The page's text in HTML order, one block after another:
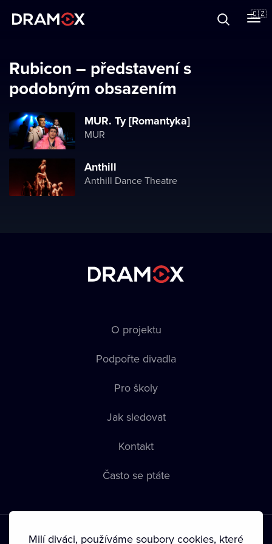
🇨🇿
Registrujte se
Rubicon – představení s
podobným obsazením
MUR. Ty [Romantyka]
MUR
Anthill
Anthill Dance Theatre
O projektu
Podpořte divadla
Pro školy
Jak sledovat
Kontakt
Často se ptáte
Milí diváci, používáme soubory cookies, které